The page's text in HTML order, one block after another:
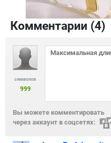
Комментарии (4)
символов
999
Вы можете комментировать
через аккаунт в соцсетях: